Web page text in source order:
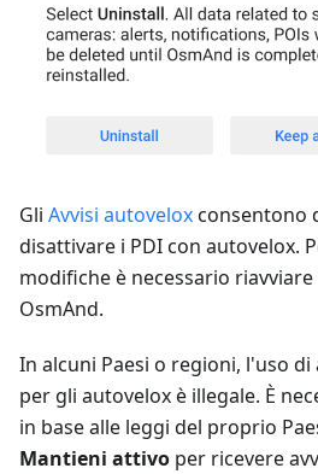
Gli Avvisi autoveloxconsentono
disattivare i PDI con autovelox.
modifiche è necessario
OsmAnd.
In alcuni Paesi o regioni, l'uso
per gli autovelox è illegale. È
in base alle leggi del proprio
Mantieni attivo per ricevere